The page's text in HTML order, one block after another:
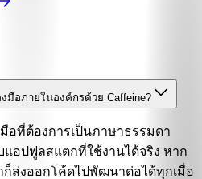
มือภายในองค์กรด้วย Caffeine?
อที่ต้องการเป็นภาษาธรรมดา
บแอปฟูลสแตกที่ใช้งานได้จริง หาก
ส่งออกโค้ดไปพัฒนาต่อได้ทุกเมื่อ